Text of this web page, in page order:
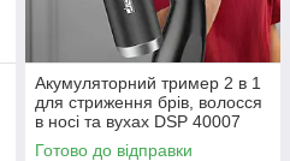
Акумуляторний тример 2 в 1
для стриження брів, волосся
в носі та вухах DSP 40007
Black
Готово до відправки